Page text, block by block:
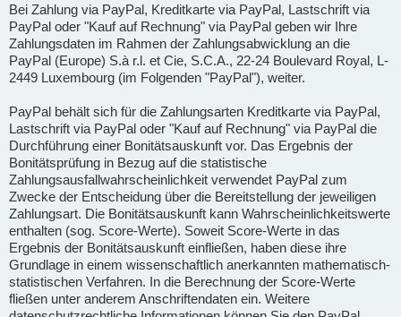
Bei Zahlung via PayPal, Kreditkarte via PayPal, Lastschrift via
PayPal oder "Kauf auf Rechnung" via PayPal geben wir Ihre
Zahlungsdaten im Rahmen der Zahlungsabwicklung an die
PayPal (Europe) S.à r.l. et Cie, S.C.A., 22-24 Boulevard Royal, L-
2449 Luxembourg (im Folgenden "PayPal"), weiter.
PayPal behält sich für die Zahlungsarten Kreditkarte via PayPal,
Lastschrift via PayPal oder "Kauf auf Rechnung" via PayPal die
Durchführung einer Bonitätsauskunft vor. Das Ergebnis der
Bonitätsprüfung in Bezug auf die statistische
Zahlungsausfallwahrscheinlichkeit verwendet PayPal zum
Zwecke der Entscheidung über die Bereitstellung der jeweiligen
Zahlungsart. Die Bonitätsauskunft kann Wahrscheinlichkeitswerte
enthalten (sog. Score-Werte). Soweit Score-Werte in das
Ergebnis der Bonitätsauskunft einfließen, haben diese ihre
Grundlage in einem wissenschaftlich anerkannten mathematisch-
statistischen Verfahren. In die Berechnung der Score-Werte
fließen unter anderem Anschriftendaten ein. Weitere